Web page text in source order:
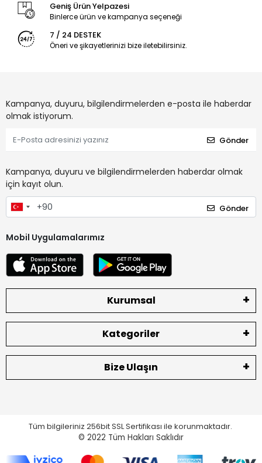
Geniş Ürün Yelpazesi
Binlerce ürün ve kampanya seçeneği
7 / 24 DESTEK
Öneri ve şikayetlerinizi bize iletebilirsiniz.
Kampanya, duyuru, bilgilendirmelerden e-posta ile haberdar
olmak istiyorum.
Gönder
Kampanya, duyuru ve bilgilendirmelerden haberdar olmak
için kayıt olun.
Gönder
Mobil Uygulamalarımız
Kurumsal
Kategoriler
Bize Ulaşın
Tüm bilgileriniz 256bit SSL Sertifikası ile korunmaktadır.
© 2022 Tüm Hakları Saklıdır